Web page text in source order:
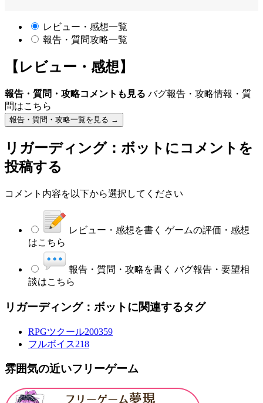
レビュー・感想一覧
報告・質問攻略一覧
【レビュー・感想】
報告・質問・攻略コメントも見る バグ報告・攻略情報・質
問はこちら
報告・質問・攻略一覧を見る →
リガーディング：ボット にコメントを
投稿する
コメント内容を以下から選択してください
レビュー・感想を書く ゲームの評価・感想
はこちら
報告・質問・攻略を書く バグ報告・要望相
談はこちら
リガーディング：ボットに関連するタグ
RPGツクール200359
フルボイス218
雰囲気の近いフリーゲーム